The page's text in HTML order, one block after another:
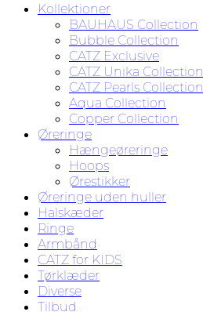
Kollektioner
BAUHAUS Collection
Bubble Collection
CATZ Exclusive
CATZ Unika Collection
CATZ Pearls Collection
Aqua Collection
Copper Collection
Øreringe
Hængeøreringe
Hoops
Ørestikker
Øreringe uden huller
Halskæder
Ringe
Armbånd
CATZ for KIDS
Tørklæder
Diverse
Tilbud